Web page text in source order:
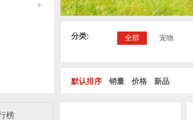
+
分类: 全部 宠物
默认排序 销量 价格 新品
榜